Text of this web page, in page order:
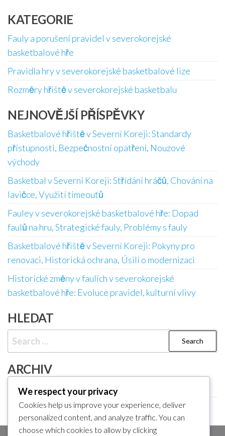
KATEGORIE
Fauly a porušení pravidel v severokorejské
basketbalové hře
Pravidla hry v severokorejské basketbalové lize
Rozměry hřiště v severokorejské basketbalu
NEJNOVĚJŠÍ PŘÍSPĚVKY
Basketbalové hřiště v Severní Koreji: Standardy
přístupnosti, Bezpečnostní opatření, Nouzové
východy
Basketbal v Severní Koreji: Střídání hráčů, Chování na
lavičce, Využití timeoutů
Fauley v severokorejské basketbalové hře: Dopad
faulů na hru, Strategické fauly, Problémy s fauly
Basketbalové hřiště v Severní Koreji: Pokyny pro
renovaci, Historická ochrana, Úsilí o modernizaci
Historické změny v faulích v severokorejské
basketbalové hře: Evoluce pravidel, kulturní vlivy
HLEDAT
Search
for:
ARCHIV
February 2026
January 2026
We respect your privacy
Cookies help us improve your experience, deliver
personalized content, and analyze traffic. You can
choose which cookies to allow by clicking